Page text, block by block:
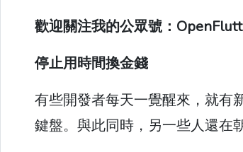
歡迎關注我的公眾號：
停止用時間換金錢
有些開發者每天一覺醒來，就有
鍵盤。與此同時，另一些人還在